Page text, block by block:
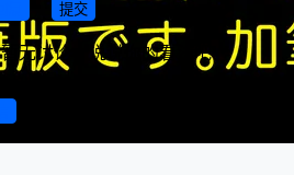
提交
暂无讨论，说说你的看法吧